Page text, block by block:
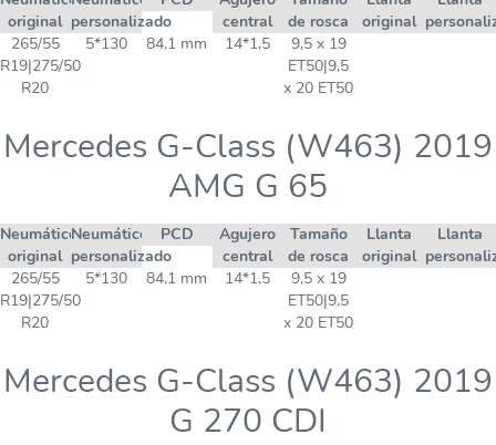
original personalizado
central
de rosca
original
265/55
R19|275/50
R20
5*130 84,1 mm 14*1,5
9,5 x 19
ET50|9,5
x 20 ET50
Mercedes G-Class (W463) 2019
AMG G 65
Neumático
original
Neumático
personalizado
PCD
Agujero
central
Tamaño
de rosca
Llanta
original
Llanta
265/55
R19|275/50
R20
5*130 84,1 mm 14*1,5
9,5 x 19
ET50|9,5
x 20 ET50
Mercedes G-Class (W463) 2019
G 270 CDI